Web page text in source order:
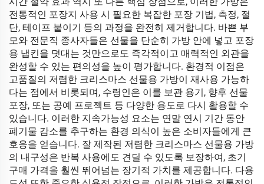
전통적인 포장지 사용 시 필요한 복잡한 포장 기법, 측정, 절
단, 테이프 붙이기 등의 과정을 완전히 제거합니다. 바쁜 부
모와 전문직 종사자들은 선물을 단순히 가방 안에 넣고 포장
용 냅킨을 덧대는 것만으로도 즉각적이고 매력적인 외관을
완성할 수 있는 편의성을 높이 평가합니다. 환경적 이점은
고품질의 저렴한 크리스마스 선물용 가방이 재사용 가능하
다는 점에서 비롯되며, 수령인은 이를 보관 용기, 향후 선물
포장, 또는 공예 프로젝트 등 다양한 용도로 다시 활용할 수
있습니다. 이러한 지속가능성 요소는 연말 연시 기간 동안
폐기물 감소를 추구하는 환경 의식이 높은 소비자들에게 큰
호응을 얻습니다. 잘 제작된 저렴한 크리스마스 선물용 가방
의 내구성은 반복 사용에도 견딜 수 있도록 보장하여, 초기
구매 가격을 훨씬 뛰어넘는 장기적 가치를 제공합니다. 다용